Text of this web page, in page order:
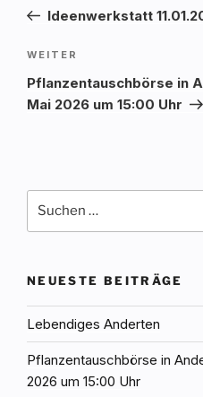
Beitrag
Ideenwerkstatt
Nächster
Beitrag
WEITER
Pflanzentauschbörse in
Mai 2026 um 15:00 Uhr
nach:
NEUESTE BEITRÄGE
Lebendiges Anderten
Pflanzentauschbörse in
2026 um 15:00 Uhr